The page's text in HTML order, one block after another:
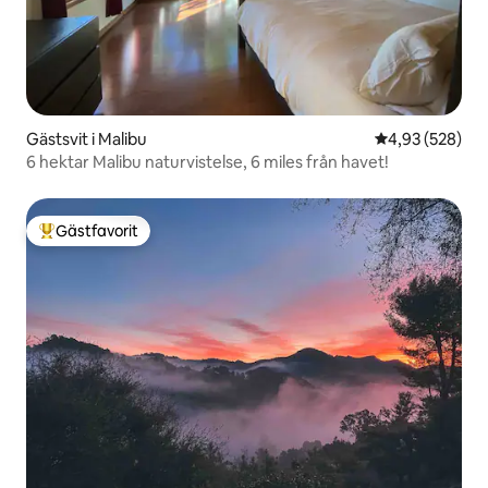
Gästsvit i Malibu 4,93 av 5 i
4,93 (528)
6 hektar Malibu naturvistelse, 6 miles från havet!
Populär gästfavorit
Gästfavorit